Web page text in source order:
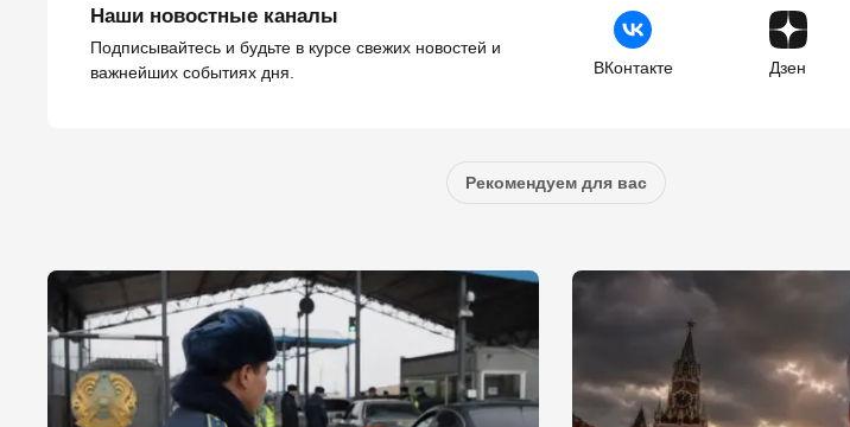
Наши новостные каналы
Подписывайтесь и будьте в курсе свежих новостей и
важнейших событиях дня.
ВКонтакте Дзен
Рекомендуем для вас